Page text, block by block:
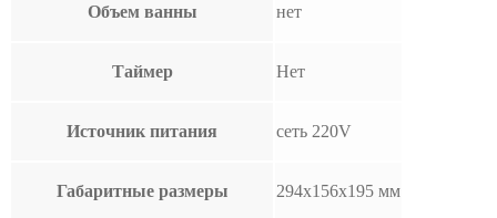
Объем ванны нет
Таймер Нет
Источник питания сеть 220V
Габаритные размеры 294х156х195 мм